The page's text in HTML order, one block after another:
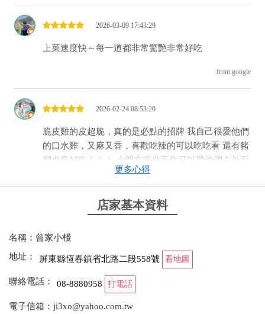
2026-03-09 17:43:29
上菜速度快～每一道都非常驚艷非常好吃
from google
2026-02-24 08:53:20
脆皮雞的皮超脆，真的是必點的招牌 我自己很愛他們
的口水雞，又麻又香，喜歡吃辣的可以吃吃看 還有豬
腳也豪好吃！！！ 小朋友來坐不住可以帶他們去外面
「脆皮雞」500元果然是招牌菜，必點，吃起來很像
更多心得
店家基本資料
名稱：曾家小棧
地址：
屏東縣恆春鎮省北路二段558號 看地圖
聯絡電話： 08-8880958 打電話
電子信箱：ji3xo@yahoo.com.tw